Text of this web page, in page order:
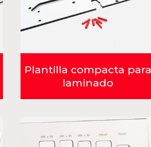
Plantilla compacta para
laminado